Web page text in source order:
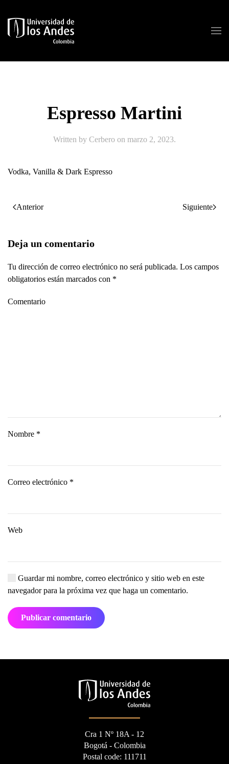
Skip to main content
Espresso Martini
Written by Cerbero on marzo 2, 2023.
Vodka, Vanilla & Dark Espresso
Anterior Siguiente
Deja un comentario
Tu dirección de correo electrónico no será publicada. Los campos
obligatorios están marcados con *
Comentario
Nombre *
Correo electrónico *
Web
Guardar mi nombre, correo electrónico y sitio web en este
navegador para la próxima vez que haga un comentario.
Publicar comentario
Cra 1 Nº 18A - 12
Bogotá - Colombia
Postal code: 111711